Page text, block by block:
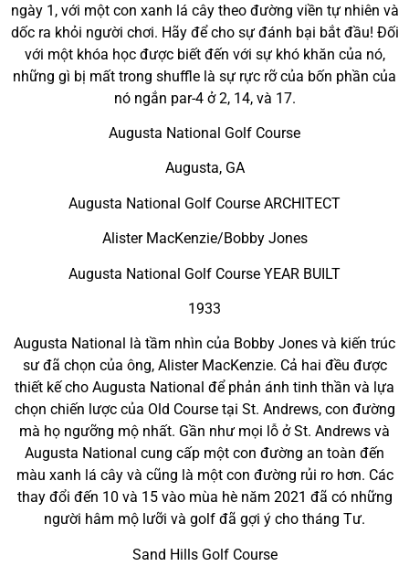
ngày 1, với một con xanh lá cây theo đường viền tự nhiên và
dốc ra khỏi người chơi. Hãy để cho sự đánh bại bắt đầu! Đối
với một khóa học được biết đến với sự khó khăn của nó,
những gì bị mất trong shuffle là sự rực rỡ của bốn phần của
nó ngắn par-4 ở 2, 14, và 17.
Augusta National Golf Course
Augusta, GA
Augusta National Golf Course ARCHITECT
Alister MacKenzie/Bobby Jones
Augusta National Golf Course YEAR BUILT
1933
Augusta National là tầm nhìn của Bobby Jones và kiến trúc
sư đã chọn của ông, Alister MacKenzie. Cả hai đều được
thiết kế cho Augusta National để phản ánh tinh thần và lựa
chọn chiến lược của Old Course tại St. Andrews, con đường
mà họ ngưỡng mộ nhất. Gần như mọi lỗ ở St. Andrews và
Augusta National cung cấp một con đường an toàn đến
màu xanh lá cây và cũng là một con đường rủi ro hơn. Các
thay đổi đến 10 và 15 vào mùa hè năm 2021 đã có những
người hâm mộ lưỡi và golf đã gợi ý cho tháng Tư.
Sand Hills Golf Course